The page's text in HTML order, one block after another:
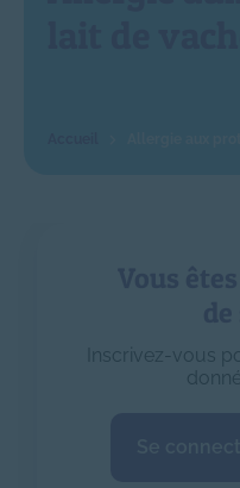
Inscrivez-vous